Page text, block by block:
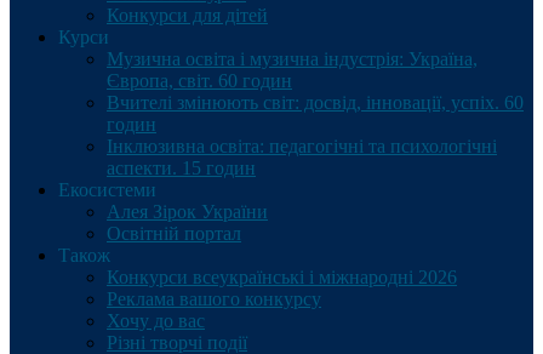
Конкурси для дітей
Курси
Музична освіта і музична індустрія: Україна,
Європа, світ. 60 годин
Вчителі змінюють світ: досвід, інновації, успіх. 60
годин
Інклюзивна освіта: педагогічні та психологічні
аспекти. 15 годин
Екосистеми
Алея Зірок України
Освітній портал
Також
Конкурси всеукраїнські і міжнародні 2026
Реклама вашого конкурсу
Хочу до вас
Різні творчі події